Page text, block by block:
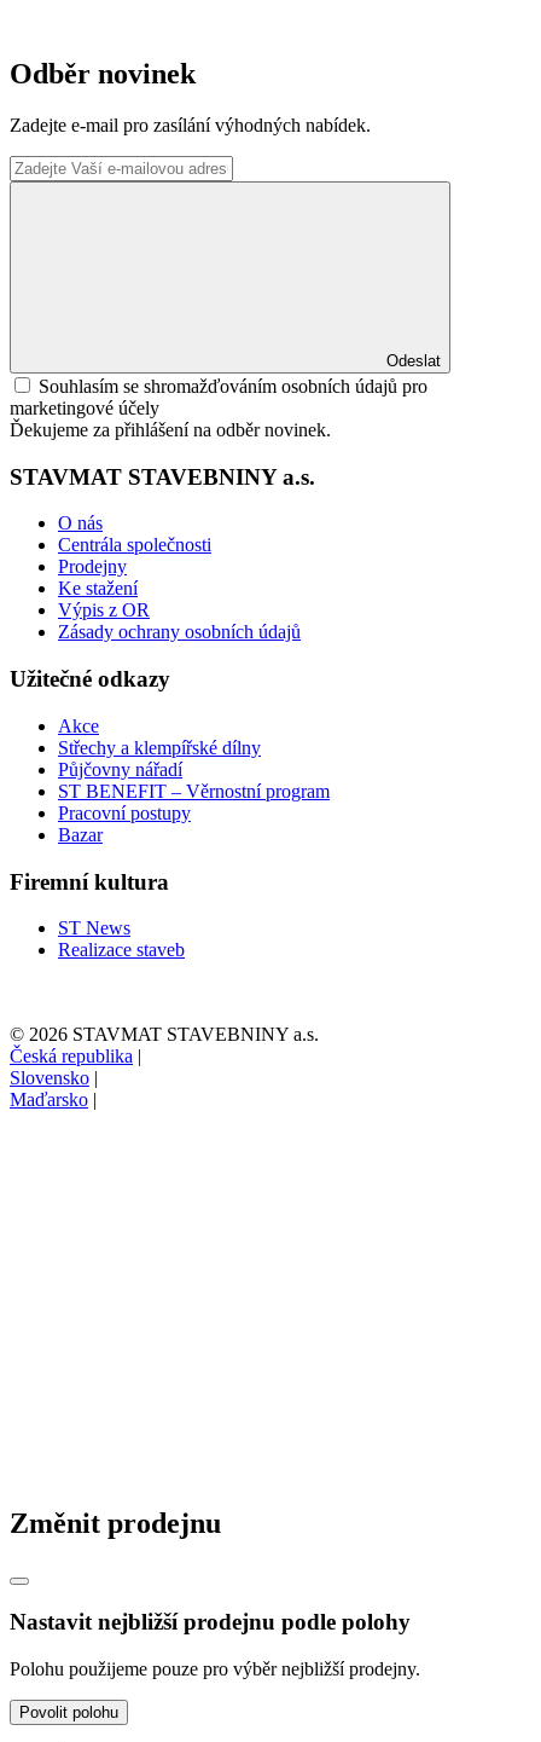
Odběr novinek
Zadejte e-mail pro zasílání výhodných nabídek.
Odeslat
Souhlasím se shromažďováním osobních údajů pro
marketingové účely
Ďekujeme za přihlášení na odběr novinek.
STAVMAT STAVEBNINY a.s.
O nás
Centrála společnosti
Prodejny
Ke stažení
Výpis z OR
Zásady ochrany osobních údajů
Užitečné odkazy
Akce
Střechy a klempířské dílny
Půjčovny nářadí
ST BENEFIT – Věrnostní program
Pracovní postupy
Bazar
Firemní kultura
ST News
Realizace staveb
© 2026 STAVMAT STAVEBNINY a.s.
Česká republika |
Slovensko |
Maďarsko |
Změnit prodejnu
Nastavit nejbližší prodejnu podle polohy
Polohu použijeme pouze pro výběr nejbližší prodejny.
Povolit polohu